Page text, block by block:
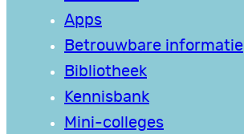
Apps
Betrouwbare informatie
Bibliotheek
Kennisbank
Mini-colleges